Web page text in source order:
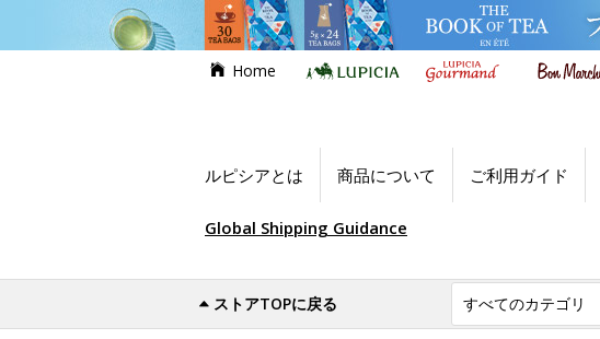
Home
ルピシアとは 商品について ご利用ガイド
Global Shipping Guidance
ストアTOPに戻る
世界のお茶専門店ルピシア ログイン（マイページに進む）